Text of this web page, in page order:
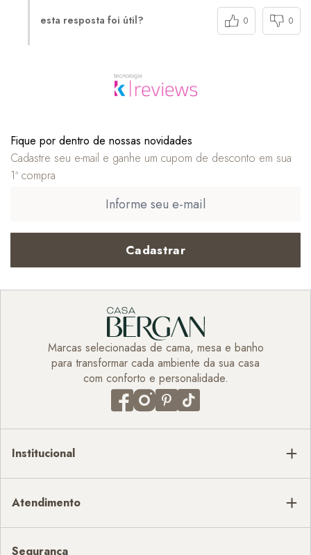
esta resposta foi útil? 0 0
Fique por dentro de nossas novidades
Cadastre seu e-mail e ganhe um cupom de desconto em sua
1ª compra
Cadastrar
Marcas selecionadas de cama, mesa e banho
para transformar cada ambiente da sua casa
com conforto e personalidade.
Institucional
Atendimento
Segurança